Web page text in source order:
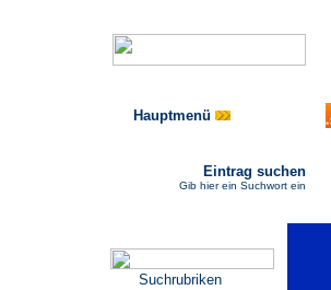
Hauptmenü
Eintrag suchen
Gib hier ein Suchwort ein
Suchrubriken